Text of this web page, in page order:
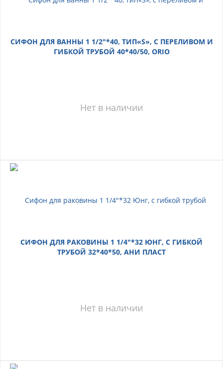
СИФОН ДЛЯ ВАННЫ 1 1/2"*40, ТИП«S», С ПЕРЕЛИВОМ И
ГИБКОЙ ТРУБОЙ 40*40/50, ORIO
Нет в наличии
СИФОН ДЛЯ РАКОВИНЫ 1 1/4"*32 ЮНГ, С ГИБКОЙ
ТРУБОЙ 32*40*50, АНИ ПЛАСТ
Нет в наличии